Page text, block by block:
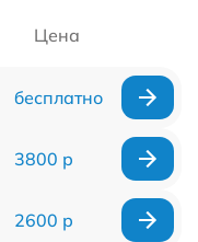
Цена
бесплатно
3800 р
2600 р